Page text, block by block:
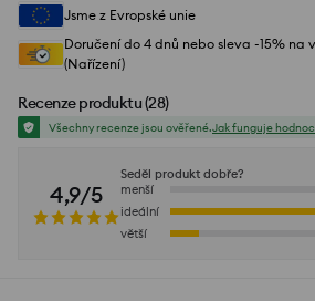
Jsme z Evropské unie
Doručení do 4 dnů nebo sleva -15% na
(Nařízení)
Recenze produktu(28)
Všechny recenze jsou ověřené.Jak funguje
4,9/5
Seděl produkt dobře?
menší
ideální
větší